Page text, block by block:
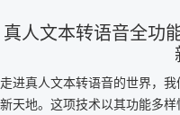
真人文本转语音全功
走进真人文本转语音的世界，
新天地。这项技术以其功能多